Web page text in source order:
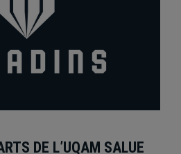
DE L’UQAM SALUE